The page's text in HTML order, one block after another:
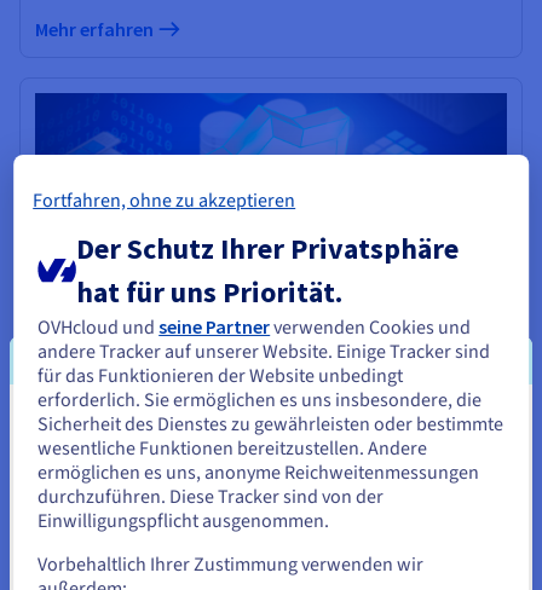
Mehr erfahren
Eine zuverlässige und offene Cloud nach
den besten Sicherheitsstandards
Seit 1999 hat Sicherheit für uns oberste Priorität. Alles dient dem
Schutz der Daten unserer Kunden: die Arbeit in den
Rechenzentren, unsere Teams von Experten und zahlreiche
Zertifizierungen.
Mehr erfahren
Sie scheinen sich in Vereinigte
Staaten zu befinden.
Wenn Sie aus Vereinigte Staaten bestellen möchten, müssen Sie
sich auf der entsprechenden Website umsehen und dort einen
Account erstellen.
Fortfahren, ohne zu akzeptieren
Der Schutz Ihrer Privatsphäre
hat für uns Priorität.
OVHcloud undseine Partnerverwenden Cookies und
andere Tracker auf unserer Website. Einige Tracker sind
für das Funktionieren der Website unbedingt
erforderlich. Sie ermöglichen es uns insbesondere, die
Sicherheit des Dienstes zu gewährleisten oder bestimmte
wesentliche Funktionen bereitzustellen. Andere
ermöglichen es uns, anonyme Reichweitenmessungen
durchzuführen. Diese Tracker sind von der
Einwilligungspflicht ausgenommen.
Vorbehaltlich Ihrer Zustimmung verwenden wir